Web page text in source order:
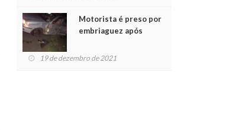
Motorista é preso por
embriaguez após
feridos
19 de dezembro de 2021